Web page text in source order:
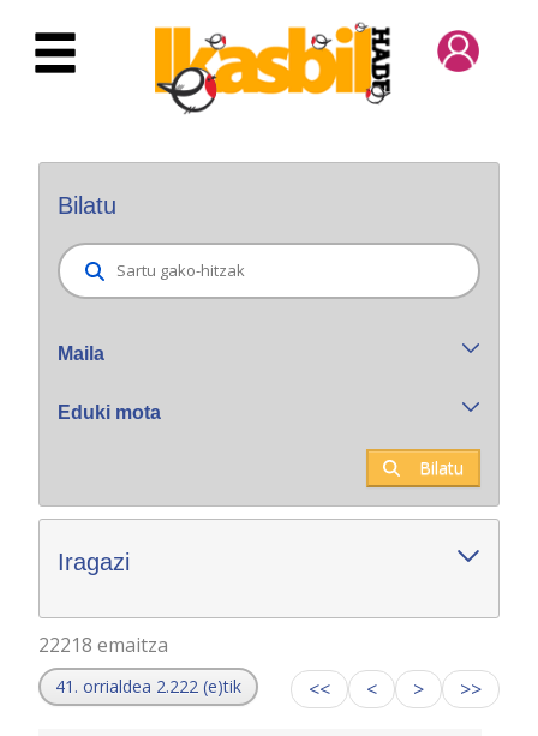
Eduki nagusira joan
Bilatu
Maila
Eduki mota
Bilatu
Iragazi
22218 emaitza
41. orrialdea 2.222 (e)tik << < > >>